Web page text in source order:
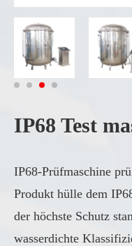
IP68 Test
IP68-Prüfmaschine
Produkt hülle dem
der höchste Schutz
wasserdichte